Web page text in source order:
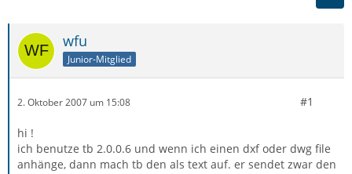
wfu
Junior-Mitglied
2. Oktober 2007 um 15:08 #1
hi !
ich benutze tb 2.0.0.6 und wenn ich einen dxf oder dwg file
anhänge, dann mach tb den als text auf. er sendet zwar den